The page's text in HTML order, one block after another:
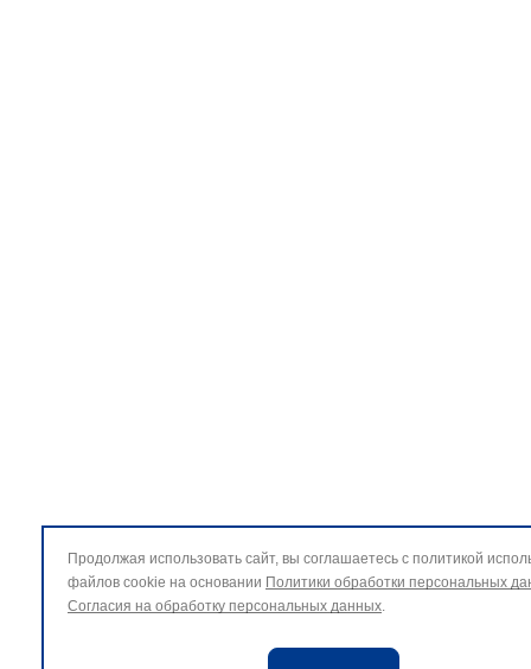
Продолжая использовать сайт, вы соглашаетесь с политикой
файлов cookie на основании Политики обработки персональных
Согласия на обработку персональных данных.